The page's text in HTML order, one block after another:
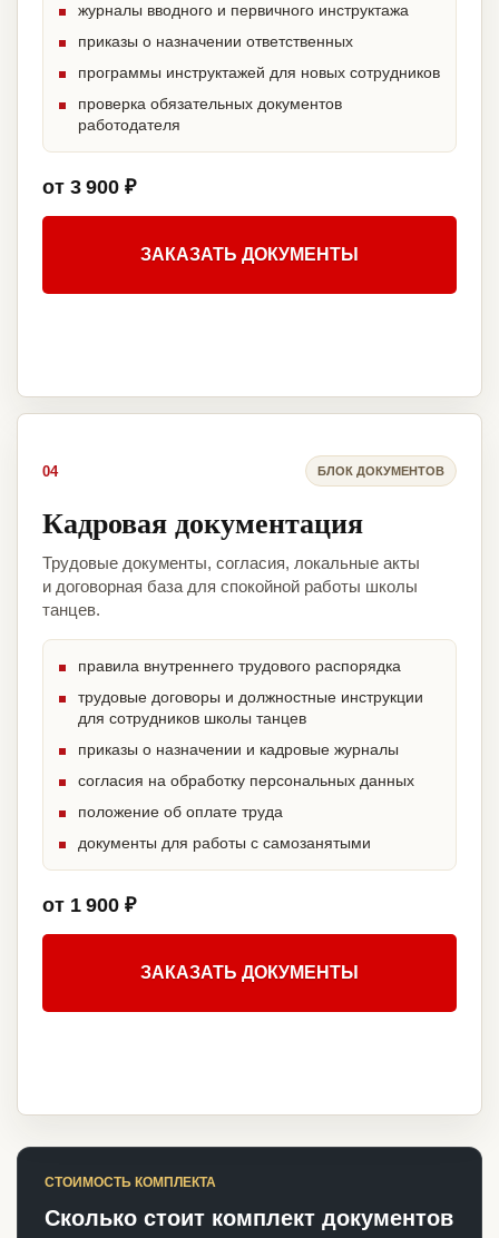
журналы вводного и первичного инструктажа
приказы о назначении ответственных
программы инструктажей для новых сотрудников
проверка обязательных документов
работодателя
от 3 900 ₽
ЗАКАЗАТЬ ДОКУМЕНТЫ
04 БЛОК ДОКУМЕНТОВ
Кадровая документация
Трудовые документы, согласия, локальные акты
и договорная база для спокойной работы школы
танцев.
правила внутреннего трудового распорядка
трудовые договоры и должностные инструкции
для сотрудников школы танцев
приказы о назначении и кадровые журналы
согласия на обработку персональных данных
положение об оплате труда
документы для работы с самозанятыми
от 1 900 ₽
ЗАКАЗАТЬ ДОКУМЕНТЫ
СТОИМОСТЬ КОМПЛЕКТА
Сколько стоит комплект документов